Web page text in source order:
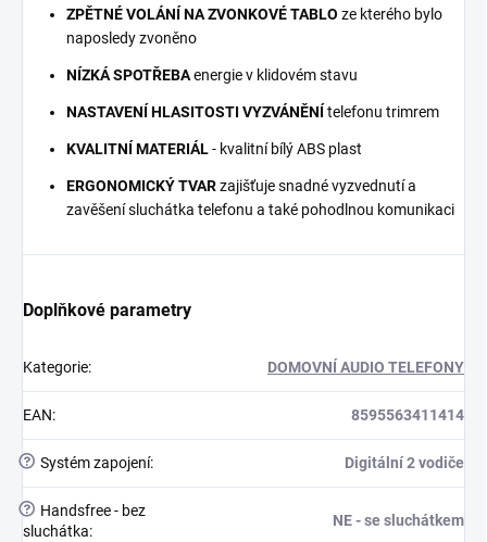
ZPĚTNÉ VOLÁNÍ NA ZVONKOVÉ TABLO ze kterého bylo
naposledy zvoněno
NÍZKÁ SPOTŘEBAenergie v klidovém stavu
NASTAVENÍ HLASITOSTI VYZVÁNĚNÍ telefonu trimrem
KVALITNÍ MATERIÁL- kvalitní bílý ABS plast
ERGONOMICKÝ TVARzajišťuje snadné vyzvednutí a
zavěšení sluchátka telefonu a také pohodlnou komunikaci
Doplňkové parametry
Kategorie: DOMOVNÍ AUDIO TELEFONY
EAN: 8595563411414
? Systém zapojení: Digitální 2 vodiče
?
Handsfree - bez
sluchátka:
NE - se sluchátkem